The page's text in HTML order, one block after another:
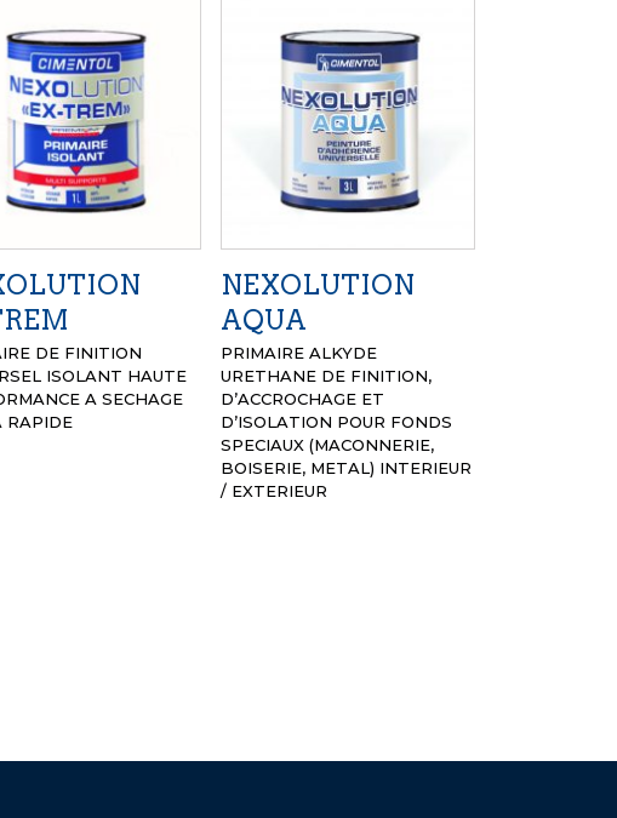
DE FINITION
ISOLANT HAUTE
A SECHAGE
RAPIDE
NEXOLUTION
AQUA
PRIMAIRE ALKYDE
URETHANE DE FINITION,
D’ACCROCHAGE ET
D’ISOLATION POUR FONDS
SPECIAUX (MACONNERIE,
BOISERIE, METAL) INTERIEUR
/ EXTERIEUR